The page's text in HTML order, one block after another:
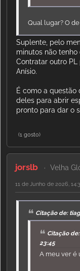
Qual lugar? O
Suplente, pelo
minutos não
Contratar outro
Anísio.
É como a
deles para abrir
pronto para dar o
(1 gosto)
jorslb Velha
11 de Junho de 2026,
Citação de:
Citação
23:45
A meu ver é